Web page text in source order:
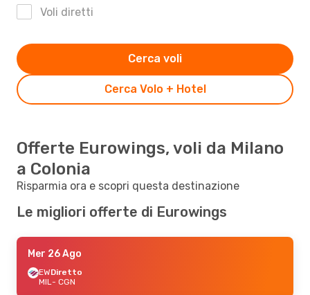
Voli diretti
Cerca Volo + Hotel
Cerca voli
Offerte Eurowings, voli da Milano
a Colonia
Risparmia ora e scopri questa destinazione
Le migliori offerte di Eurowings
Mer 26 Ago
EWDiretto
MIL- CGN